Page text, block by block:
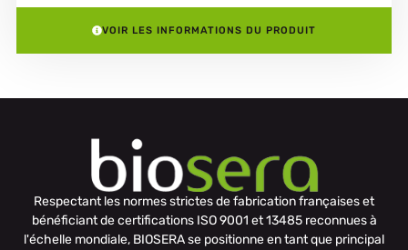
VOIR LES INFORMATIONS DU PRODUIT
Respectant les normes strictes de fabrication françaises et
bénéficiant de certifications ISO 9001 et 13485 reconnues à
l'échelle mondiale, BIOSERA se positionne en tant que principal